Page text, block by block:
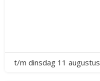
t/m dinsdag 11 augustus